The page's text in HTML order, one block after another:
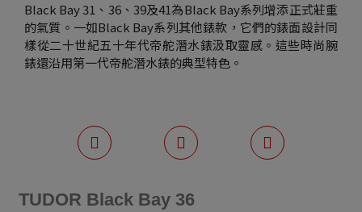
Black Bay 31、36、39及41為Black Bay系列增添正式莊重
的氣質。一如Black Bay系列其他錶款，它們的錶面設計同
樣從二十世紀五十年代帝舵潛水錶汲取靈感。這些時尚腕
錶還沿用第一代帝舵潛水錶的典型特色。
TUDOR Black Bay 36